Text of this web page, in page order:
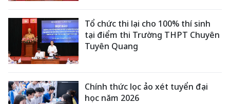
Tổ chức thi lại cho 100% thí sinh
tại điểm thi Trường THPT Chuyên
Tuyên Quang
Chính thức lọc ảo xét tuyển đại
học năm 2026